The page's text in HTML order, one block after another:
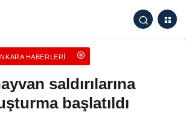
HABERLERI
saldırılarına
başlatıldı
saldırılarına ilişkin soruşturma